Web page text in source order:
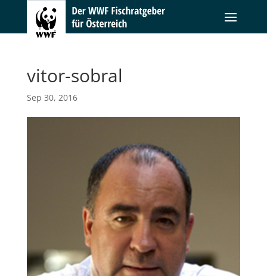
vitor-sobral
Sep 30, 2016